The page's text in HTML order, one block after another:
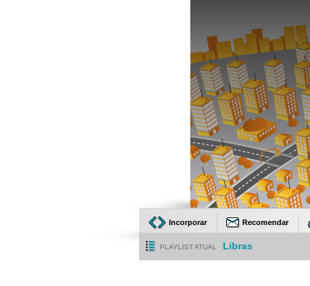
Incorporar Recomendar
PLAYLIST ATUAL Libras